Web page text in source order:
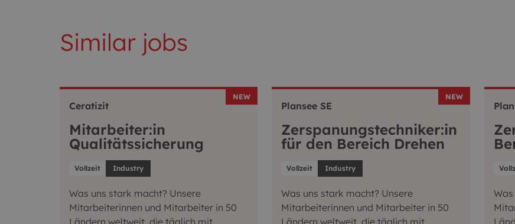
Similar jobs
Ceratizit
Mitarbeiter:in
Qualitätssicherung
Vollzeit Industry
Was uns stark macht? Unsere
Mitarbeiterinnen und Mitarbeiter in 50
NEW
Plansee SE
Zerspanungstechniker:in
für den Bereich Drehen
Vollzeit Industry
Was uns stark macht? Unsere
Mitarbeiterinnen und Mitarbeiter in 50
NEW